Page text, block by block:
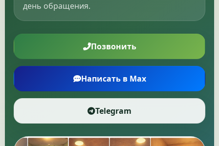
день обращения.
Позвонить
Написать в Max
Telegram